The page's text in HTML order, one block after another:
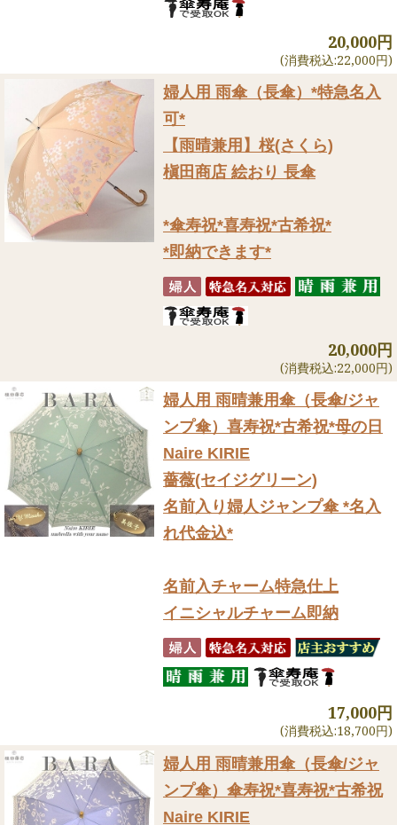
20,000円
(消費税込:22,000円)
婦人用 雨傘（長傘） *特急名入
可*
【雨晴兼用】桜(さくら)
槇田商店 絵おり 長傘
*傘寿祝*喜寿祝*古希祝*
*即納できます*
20,000円
(消費税込:22,000円)
婦人用 雨晴兼用傘（長傘/ジャ
ンプ傘） 喜寿祝*古希祝*母の日
Naire KIRIE
薔薇(セイジグリーン)
名前入り婦人ジャンプ傘 *名入
れ代金込*
名前入チャーム特急仕上
イニシャルチャーム即納
17,000円
(消費税込:18,700円)
婦人用 雨晴兼用傘（長傘/ジャ
ンプ傘） 傘寿祝*喜寿祝*古希祝
Naire KIRIE